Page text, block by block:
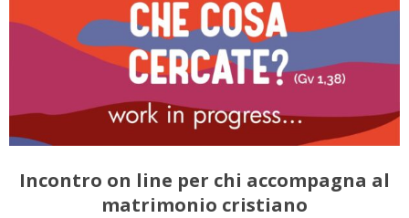
Incontro on line per chi accompagna al
matrimonio cristiano